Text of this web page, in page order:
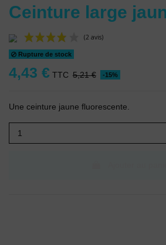
Ceinture large
Rupture de stock
4,43 € TTC 5,21 € -15%
Une ceinture jaune fluorescente.